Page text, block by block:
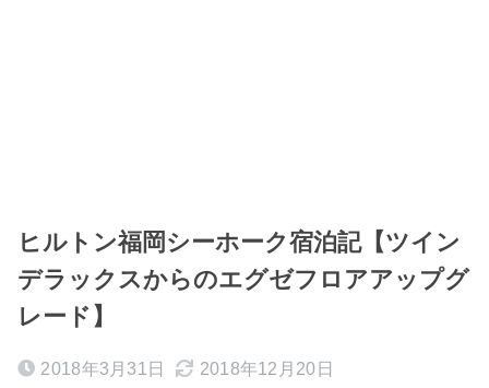
ヒルトン福岡シーホーク宿泊記【ツイン
デラックスからのエグゼフロアアップグ
レード】
2018年3月31日 2018年12月20日